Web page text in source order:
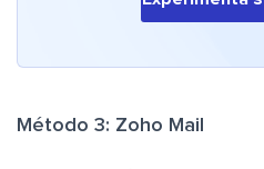
Método 3: Zoho Mail